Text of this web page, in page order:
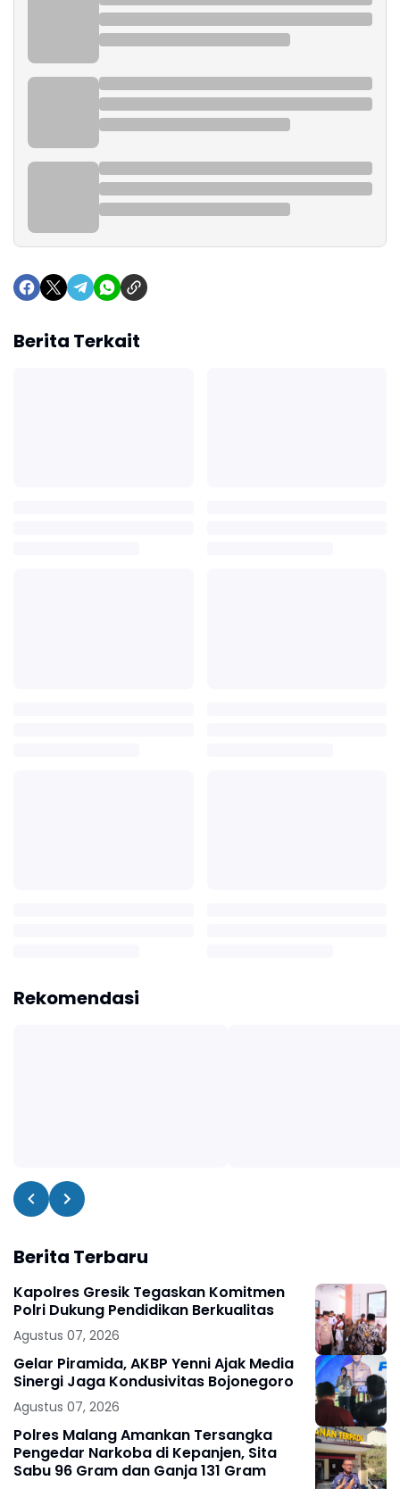
Berita Terkait
Rekomendasi
Berita Terbaru
Kapolres Gresik Tegaskan Komitmen
Polri Dukung Pendidikan Berkualitas
Agustus 07, 2026
Gelar Piramida, AKBP Yenni Ajak Media
Sinergi Jaga Kondusivitas Bojonegoro
Agustus 07, 2026
Polres Malang Amankan Tersangka
Pengedar Narkoba di Kepanjen, Sita
Sabu 96 Gram dan Ganja 131 Gram